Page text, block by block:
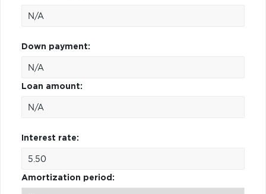
Down payment:
Loan amount:
Interest rate:
Amortization period: